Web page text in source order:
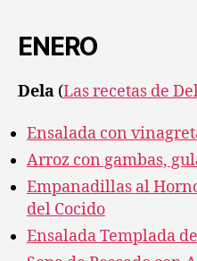
ENERO
Dela (Las recetas de
Ensalada con
Arroz con gambas,
Empanadillas al
del Cocido
Ensalada Templada